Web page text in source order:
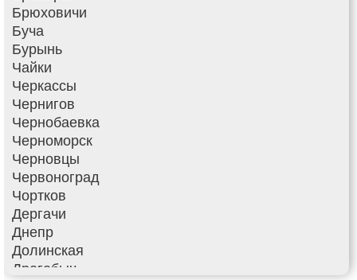
Брюховичи
Буча
Бурынь
Чайки
Черкассы
Чернигов
Чернобаевка
Черноморск
Черновцы
Червоноград
Чортков
Дергачи
Днепр
Долинская
Дрогобыч